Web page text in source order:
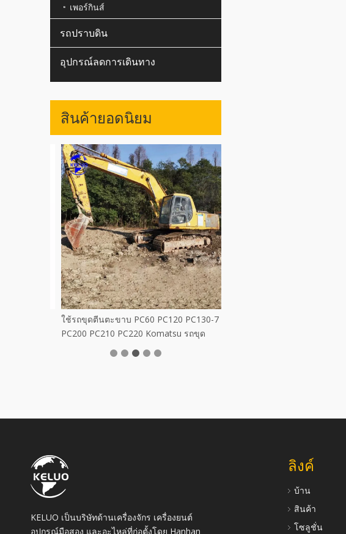
เพอร์กินส์
รถปราบดิน
อุปกรณ์ลดการเดินทาง
สินค้ายอดนิยม
ใช้รถขุดตีนตะขาบ PC60 PC120 PC130-7
PC200 PC210 PC220 Komatsu รถขุด
KELUO เป็นบริษัทด้านเครื่องจักร เครื่องยนต์
อุปกรณ์มือสอง และอะไหล่ที่ก่อตั้งโดย Hanhan
ลิงค์
บ้าน
สินค้า
โซลูชั่น